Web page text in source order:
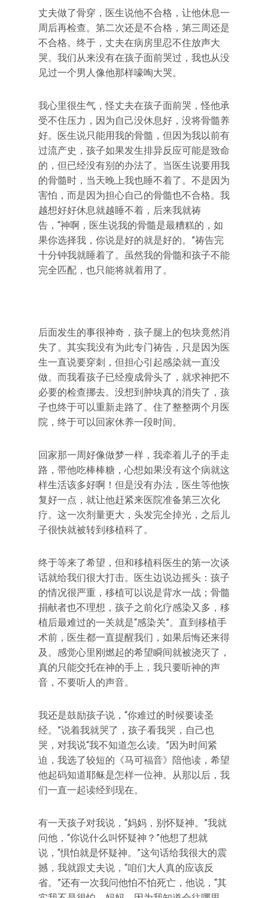
丈夫做了骨穿，医生说他不合格，让他休息一
周后再检查。第二次还是不合格，第三周还是
不合格。终于，丈夫在病房里忍不住放声大
哭。我们从来没有在孩子面前哭过，我也从没
见过一个男人像他那样嚎啕大哭。
我心里很生气，怪丈夫在孩子面前哭，怪他承
受不住压力，因为自己没休息好，没将骨髓养
好。医生说只能用我的骨髓，但因为我以前有
过流产史，孩子如果发生排异反应可能是致命
的，但已经没有别的办法了。当医生说要用我
的骨髓时，当天晚上我也睡不着了。不是因为
害怕，而是因为担心自己的骨髓也不合格。我
越想好好休息就越睡不着，后来我就祷
告，“神啊，医生说我的骨髓是最糟糕的，如
果你选择我，你说是好的就是好的。”祷告完
十分钟我就睡着了。虽然我的骨髓和孩子不能
完全匹配，也只能将就着用了。
后面发生的事很神奇，孩子腿上的包块竟然消
失了。其实我没有为此专门祷告，只是因为医
生一直说要穿刺，但担心引起感染就一直没
做。而我看孩子已经瘦成骨头了，就求神把不
必要的检查挪去。没想到肿块真的消失了，孩
子也终于可以重新走路了。住了整整两个月医
院，终于可以回家休养一段时间。
回家那一周好像做梦一样，我牵着儿子的手走
路，带他吃棒棒糖，心想如果没有这个病就这
样生活该多好啊！但是没有办法，医生等他恢
复好一点，就让他赶紧来医院准备第三次化
疗。这一次剂量更大，头发完全掉光，之后儿
子很快就被转到移植科了。
终于等来了希望，但和移植科医生的第一次谈
话就给我们很大打击。医生边说边摇头：孩子
的情况很严重，移植可以说是背水一战；骨髓
捐献者也不理想，孩子之前化疗感染又多，移
植后最难过的一关就是“感染关”。直到移植手
术前，医生都一直提醒我们，如果后悔还来得
及。感觉心里刚燃起的希望瞬间就被浇灭了，
真的只能交托在神的手上，我只要听神的声
音，不要听人的声音。
我还是鼓励孩子说，“你难过的时候要读圣
经。”说着我就哭了，孩子看我哭，自己也
哭，对我说“我不知道怎么读。”因为时间紧
迫，我选了较短的《马可福音》陪他读，希望
他起码知道耶稣是怎样一位神。从那以后，我
们一直一起读经到现在。
有一天孩子对我说，“妈妈，别怀疑神。”我就
问他，“你说什么叫怀疑神？”他想了想就
说，“惧怕就是怀疑神。”这句话给我很大的震
撼，我就跟丈夫说，“咱们大人真的应该反
省。”还有一次我问他怕不怕死亡，他说，“其